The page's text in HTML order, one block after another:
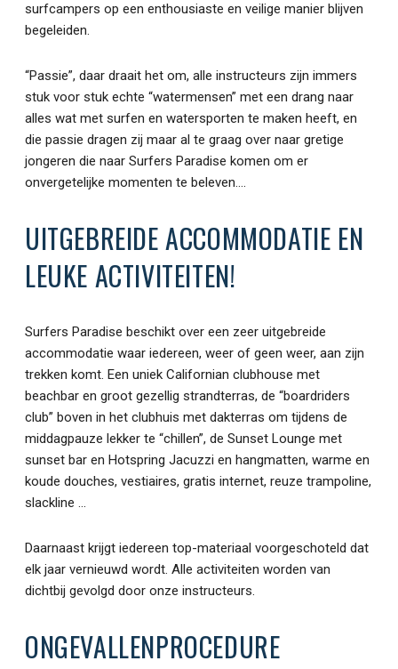
surfcampers op een enthousiaste en veilige manier blijven
begeleiden.
“Passie”, daar draait het om, alle instructeurs zijn immers
stuk voor stuk echte “watermensen” met een drang naar
alles wat met surfen en watersporten te maken heeft, en
die passie dragen zij maar al te graag over naar gretige
jongeren die naar Surfers Paradise komen om er
onvergetelijke momenten te beleven….
UITGEBREIDE ACCOMMODATIE EN
LEUKE ACTIVITEITEN!
Surfers Paradise beschikt over een zeer uitgebreide
accommodatie waar iedereen, weer of geen weer, aan zijn
trekken komt. Een uniek Californian clubhouse met
beachbar en groot gezellig strandterras, de “boardriders
club” boven in het clubhuis met dakterras om tijdens de
middagpauze lekker te “chillen”, de Sunset Lounge met
sunset bar en Hotspring Jacuzzi en hangmatten, warme en
koude douches, vestiaires, gratis internet, reuze trampoline,
slackline …
Daarnaast krijgt iedereen top-materiaal voorgeschoteld dat
elk jaar vernieuwd wordt. Alle activiteiten worden van
dichtbij gevolgd door onze instructeurs.
ONGEVALLENPROCEDURE